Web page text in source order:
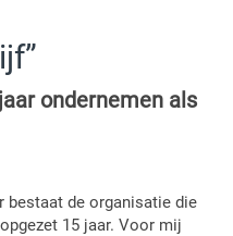
ondernemen als
bestaat de organisatie die
15 jaar. Voor mij